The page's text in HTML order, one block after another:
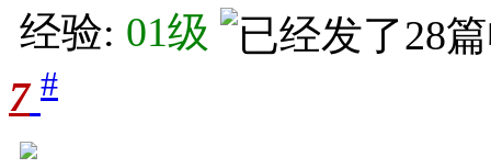
经验: 01级
7 #